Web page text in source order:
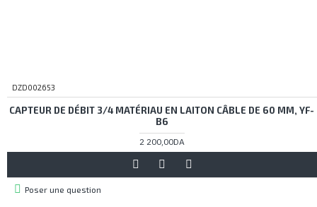
DZD002653
CAPTEUR DE DÉBIT 3/4 MATÉRIAU EN LAITON CÂBLE DE 60 MM, YF-
B6
2 200,00DA
Poser une question